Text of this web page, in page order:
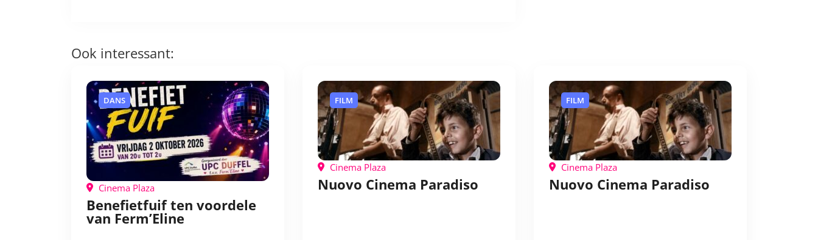
Ook interessant:
DANS
Cinema Plaza
Benefietfuif ten voordele
van Ferm’Eline
FILM
Cinema Plaza
Nuovo Cinema Paradiso
FILM
Cinema Plaza
Nuovo Cinema Paradiso